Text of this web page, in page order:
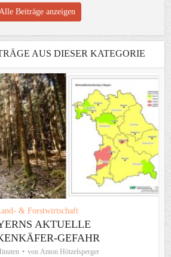
Alle Beiträge anzeigen
AUS DIESER KATEGORIE
& Forstwirtschaft
AKTUELLE
GEFAHR
von Anton Hötzelsperger